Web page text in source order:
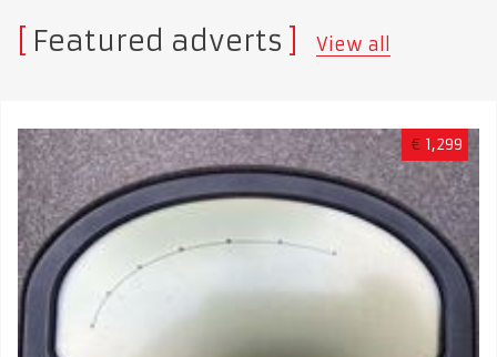
Featured adverts View all
€ 1,299